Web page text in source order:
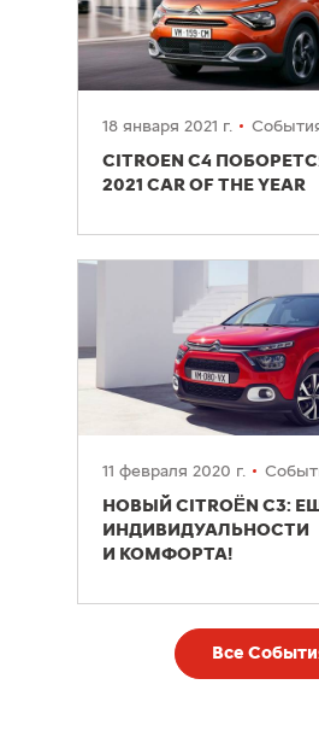
18 января 2021 г.
CITROEN C4
2021 CAR OF THE YEAR
11 февраля 2020 г.
НОВЫЙ CITROËN C3:
ИНДИВИДУАЛЬНОСТИ
И КОМФОРТА!
Все